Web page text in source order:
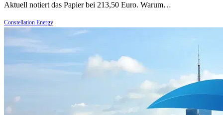
Aktuell notiert das Papier bei 213,50 Euro. Warum…
Constellation Energy